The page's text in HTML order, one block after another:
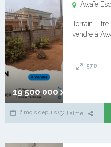
19 500 000 xaf
Awaïe
Terrain Titré
vendre à
l’Université
970
6 mois depuis J'aime